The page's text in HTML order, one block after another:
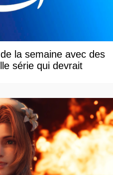
la semaine avec des
série qui devrait